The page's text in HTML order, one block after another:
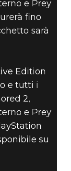
e Prey
fino
sarà
Edition
e tutti i
2,
e Prey
su